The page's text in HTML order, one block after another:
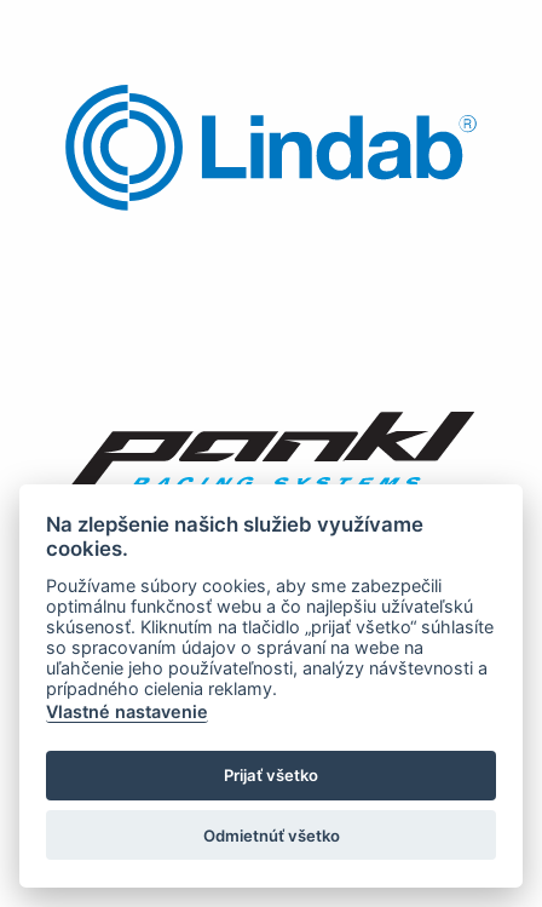
Na zlepšenie našich služieb využívame
cookies.
Používame súbory cookies, aby sme zabezpečili
optimálnu funkčnosť webu a čo najlepšiu užívateľskú
skúsenosť. Kliknutím na tlačidlo „prijať všetko“ súhlasíte
so spracovaním údajov o správaní na webe na
uľahčenie jeho používateľnosti, analýzy návštevnosti a
prípadného cielenia reklamy.
Vlastné nastavenie
Prijať všetko
Odmietnúť všetko